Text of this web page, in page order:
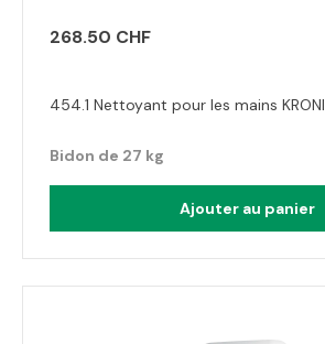
268.50 CHF
454.1 Nettoyant pour les mains KRONI
Bidon de 27 kg
Ajouter au panier